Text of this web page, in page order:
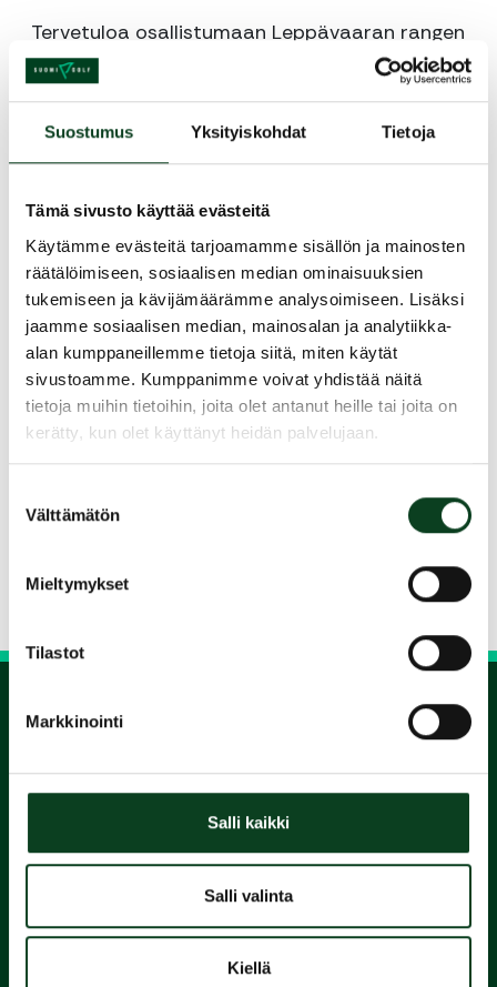
Suostumus Yksityiskohdat Tietoja
Tämä sivusto käyttää evästeitä
Käytämme evästeitä tarjoamamme sisällön ja mainosten
räätälöimiseen, sosiaalisen median ominaisuuksien
tukemiseen ja kävijämäärämme analysoimiseen. Lisäksi
jaamme sosiaalisen median, mainosalan ja analytiikka-
alan kumppaneillemme tietoja siitä, miten käytät
sivustoamme. Kumppanimme voivat yhdistää näitä
tietoja muihin tietoihin, joita olet antanut heille tai joita on
kerätty, kun olet käyttänyt heidän palvelujaan.
valinta
Välttämätön
Mieltymykset
Tilastot
Markkinointi
Salli kaikki
Salli valinta
Kiellä
Tervetuloa osallistumaan Leppävaaran rangen
suosituille Green Card kursseille. Kurssin aikana
harjoittelemme kattavasti golfin eri lyöntiosa-
alueita sekä pelaamme ohjatusti ja
neljä tuntia. Kurssilla tarvittavat välineet saat
käyttöösi meiltä, joten mukaasi tarvitset vain
keliin sopivat vaatteet ja innostuneen mielen!
Kurssi sisältää Green Cardin suorittamisen.
Kurssi tapahtuu Leppävaaran rangella,
osoitteessa Säterinpuistontie 1, 02600 Espoo
Opettajana toimii Eero Pohjola
Jaa kurssi kaverille
Siirry takaisin hakuun
alkeiskurssi
2.